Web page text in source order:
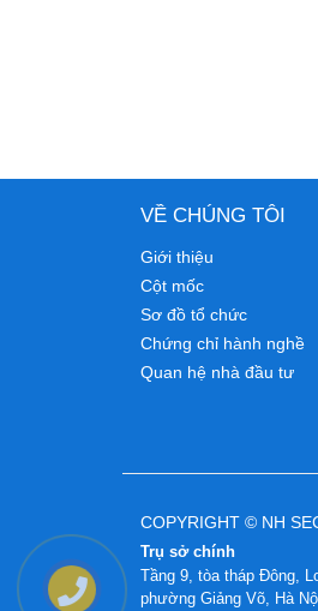
VỀ CHÚNG TÔI
Giới thiệu
Cột mốc
Sơ đồ tổ chức
Chứng chỉ hành nghề
Quan hệ nhà đầu tư
COPYRIGHT © NH
Trụ sở chính
Tầng 9, tòa tháp Đông,
phường Giảng Võ, Hà